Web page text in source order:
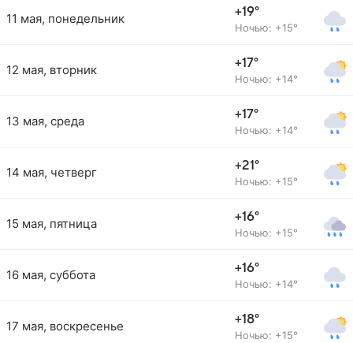
11 мая, понедельник +19°
Ночью: +15°
12 мая, вторник +17°
Ночью: +14°
13 мая, среда +17°
Ночью: +14°
14 мая, четверг +21°
Ночью: +15°
15 мая, пятница +16°
Ночью: +15°
16 мая, суббота +16°
Ночью: +14°
17 мая, воскресенье +18°
Ночью: +15°